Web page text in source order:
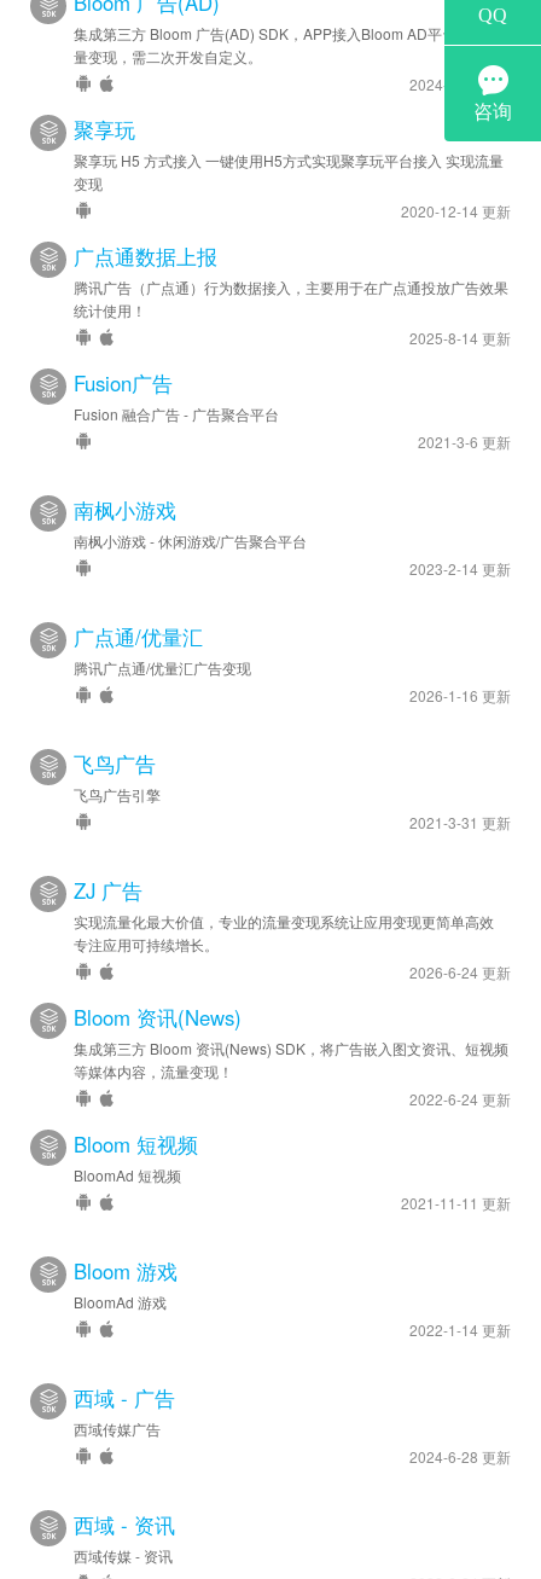
集成第三方 Bloom 广告(AD) SDK，APP接入Bloom AD平台实现流
量变现，需二次开发自定义。
2024-6-28 更新
聚享玩
聚享玩 H5 方式接入 一键使用H5方式实现聚享玩平台接入 实现流量
变现
2020-12-14 更新
广点通数据上报
腾讯广告（广点通）行为数据接入，主要用于在广点通投放广告效果
统计使用！
2025-8-14 更新
Fusion广告
Fusion 融合广告 - 广告聚合平台
2021-3-6 更新
南枫小游戏
南枫小游戏 - 休闲游戏/广告聚合平台
2023-2-14 更新
广点通/优量汇
腾讯广点通/优量汇广告变现
2026-1-16 更新
飞鸟广告
飞鸟广告引擎
2021-3-31 更新
ZJ 广告
实现流量化最大价值，专业的流量变现系统让应用变现更简单高效
专注应用可持续增长。
2026-6-24 更新
Bloom 资讯(News)
集成第三方 Bloom 资讯(News) SDK，将广告嵌入图文资讯、短视频
等媒体内容，流量变现！
2022-6-24 更新
Bloom 短视频
BloomAd 短视频
2021-11-11 更新
Bloom 游戏
BloomAd 游戏
2022-1-14 更新
西域 - 广告
西域传媒广告
2024-6-28 更新
西域 - 资讯
西域传媒 - 资讯